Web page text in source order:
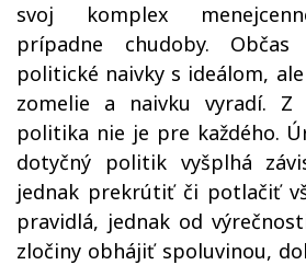
svoj komplex
prípadne chudoby.
politické naivky s ideálom,
zomelie a naivku vyradí. Z
politika nie je pre každého.
dotyčný politik vyšplhá
jednak prekrútiť či potlačiť
pravidlá, jednak od
zločiny obhájiť spoluvinou,